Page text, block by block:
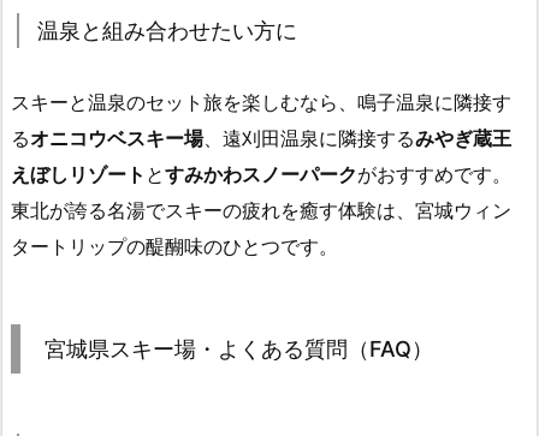
温泉と組み合わせたい方に
スキーと温泉のセット旅を楽しむなら、鳴子温泉に隣接す
るオニコウベスキー場、遠刈田温泉に隣接するみやぎ蔵王
えぼしリゾート とすみかわスノーパークがおすすめです。
東北が誇る名湯でスキーの疲れを癒す体験は、宮城ウィン
タートリップの醍醐味のひとつです。
宮城県スキー場・よくある質問（FAQ）